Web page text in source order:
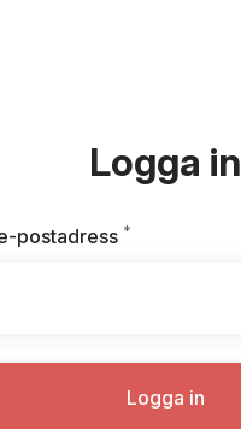
Logga in
postadress *
Logga in